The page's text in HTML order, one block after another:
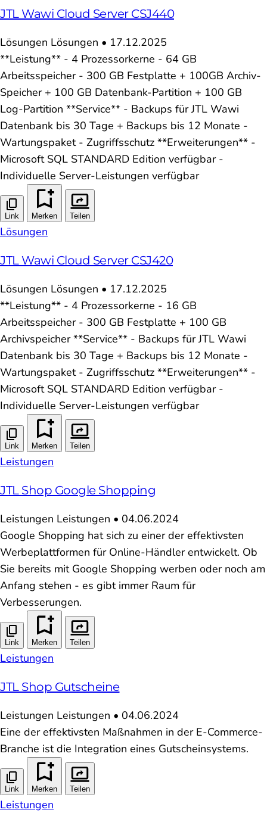
JTL Wawi Cloud Server CSJ440
Lösungen Lösungen • 17.12.2025
**Leistung** - 4 Prozessorkerne - 64 GB
Arbeitsspeicher - 300 GB Festplatte + 100GB Archiv-
Speicher + 100 GB Datenbank-Partition + 100 GB
Log-Partition **Service** - Backups für JTL Wawi
Datenbank bis 30 Tage + Backups bis 12 Monate -
Wartungspaket - Zugriffsschutz **Erweiterungen** -
Microsoft SQL STANDARD Edition verfügbar -
Individuelle Server-Leistungen verfügbar
Link Merken Teilen
Lösungen
JTL Wawi Cloud Server CSJ420
Lösungen Lösungen • 17.12.2025
**Leistung** - 4 Prozessorkerne - 16 GB
Arbeitsspeicher - 300 GB Festplatte + 100 GB
Archivspeicher **Service** - Backups für JTL Wawi
Datenbank bis 30 Tage + Backups bis 12 Monate -
Wartungspaket - Zugriffsschutz **Erweiterungen** -
Microsoft SQL STANDARD Edition verfügbar -
Individuelle Server-Leistungen verfügbar
Link Merken Teilen
Leistungen
JTL Shop Google Shopping
Leistungen Leistungen • 04.06.2024
Google Shopping hat sich zu einer der effektivsten
Werbeplattformen für Online-Händler entwickelt. Ob
Sie bereits mit Google Shopping werben oder noch am
Anfang stehen - es gibt immer Raum für
Verbesserungen.
Link Merken Teilen
Leistungen
JTL Shop Gutscheine
Leistungen Leistungen • 04.06.2024
Eine der effektivsten Maßnahmen in der E-Commerce-
Branche ist die Integration eines Gutscheinsystems.
Link Merken Teilen
Leistungen